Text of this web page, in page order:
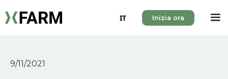
IT Inizia ora
9/11/2021